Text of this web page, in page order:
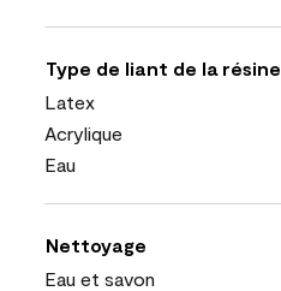
Type de liant de la résine
Latex
Acrylique
Eau
Nettoyage
Eau et savon